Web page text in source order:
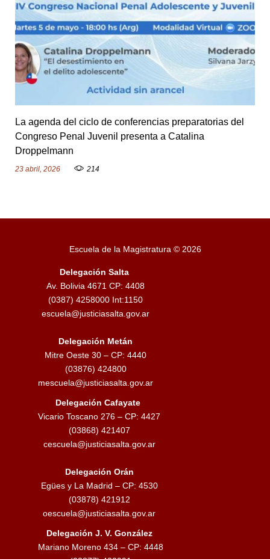
La agenda del ciclo de conferencias preparatorias del
Congreso Penal Juvenil presenta a Catalina
Droppelmann
23 abril, 2026 214
Escuela de la Magistratura © 2026
Delegación Salta
Av. Bolivia 4671 CP: 4408
(0387) 4258000 Int:1150
escuela@justiciasalta.gov.ar
Delegación Metán
Mitre Oeste 30 – CP: 4440
(03876) 424800
mescuela@justiciasalta.gov.ar
Delegación Cafayate
Vicario Toscano 276 – CP: 4427
(03868) 421407
cescuela@justiciasalta.gov.ar
Delegación Orán
Egües y La Madrid – CP: 4530
(03878) 421912
oescuela@justiciasalta.gov.ar
Delegación J. V. González
Mariano Moreno 434 – CP: 4448